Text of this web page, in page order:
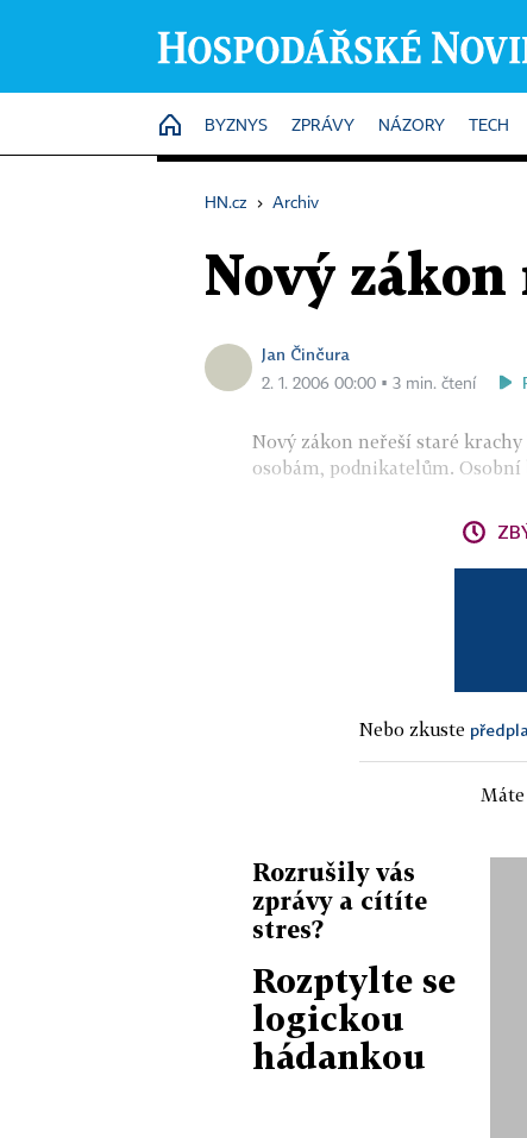
HOME
BYZNYS ZPRÁVY NÁZORY TECH
HN.cz › Archiv
Nový
Jan Činčura
2. 1. 2006 00:00 ▪ 3 min. čtení
Nový zákon neřeší staré
osobám, podnikatelům.
Nebo zkuste
Rozrušily vás
zprávy a cítíte
stres?
Rozptylte se
logickou
hádankou